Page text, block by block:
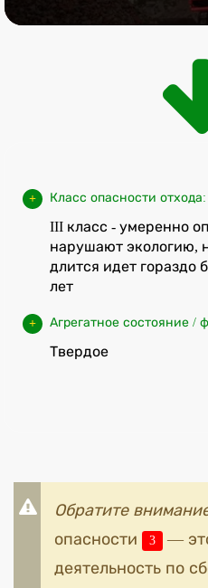
Класс опасности отхода:
III класс - умеренно
нарушают экологию,
длится идет гораздо
лет
Агрегатное состояние /
Твердое
Обратите
опасности
3
—
деятельность по